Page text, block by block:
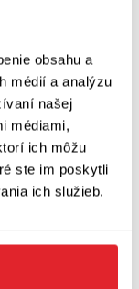
obsahu a
médií a analýzu
našej
médiami,
ich môžu
ste im poskytli
ich služieb.
no
vo vedomí,
v
návrat k
ani